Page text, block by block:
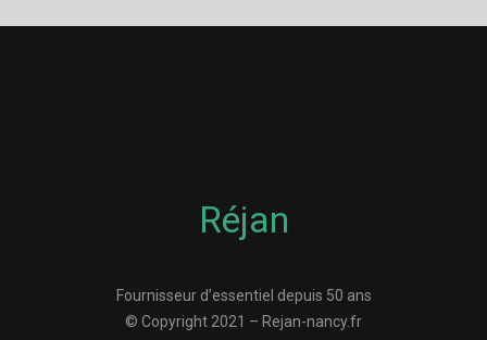
Réjan
Fournisseur d’essentiel depuis 50 ans
© Copyright 2021 – Rejan-nancy.fr